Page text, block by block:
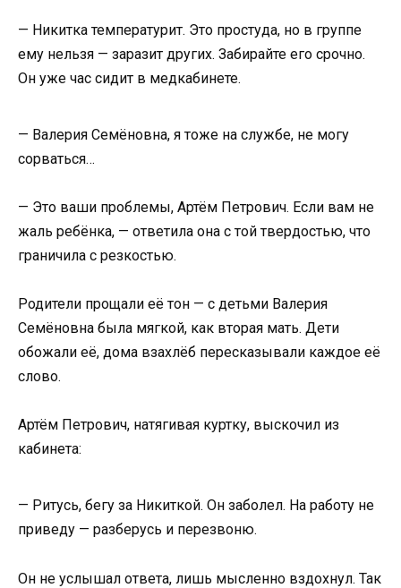
— Никитка температурит. Это простуда, но в группе
ему нельзя — заразит других. Забирайте его срочно.
Он уже час сидит в медкабинете.
— Валерия Семёновна, я тоже на службе, не могу
сорваться…
— Это ваши проблемы, Артём Петрович. Если вам не
жаль ребёнка, — ответила она с той твердостью, что
граничила с резкостью.
Родители прощали её тон — с детьми Валерия
Семёновна была мягкой, как вторая мать. Дети
обожали её, дома взахлёб пересказывали каждое её
слово.
Артём Петрович, натягивая куртку, выскочил из
кабинета:
— Ритусь, бегу за Никиткой. Он заболел. На работу не
приведу — разберусь и перезвоню.
Он не услышал ответа, лишь мысленно вздохнул. Так